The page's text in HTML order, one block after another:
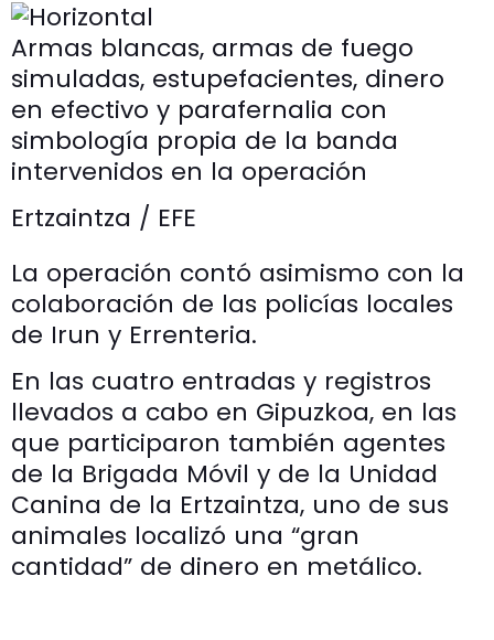
Armas blancas, armas de fuego
simuladas, estupefacientes, dinero
en efectivo y parafernalia con
simbología propia de la banda
intervenidos en la operación
Ertzaintza / EFE
La operación contó asimismo con la
colaboración de las policías locales
de Irun y Errenteria.
En las cuatro entradas y registros
llevados a cabo en Gipuzkoa, en las
que participaron también agentes
de la Brigada Móvil y de la Unidad
Canina de la Ertzaintza, uno de sus
animales localizó una “gran
cantidad” de dinero en metálico.